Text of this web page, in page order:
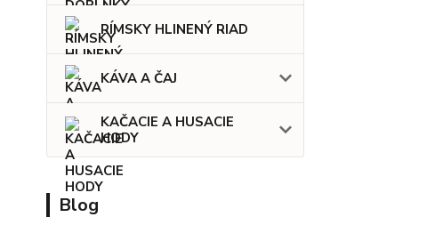
RÍMSKY HLINENÝ RIAD
KÁVA A ČAJ
KAČACIE A HUSACIE
HODY
Blog